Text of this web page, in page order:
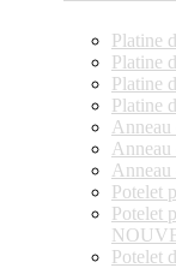
Platine
Platine
Platine
Platine
Anneau
Anneau
Anneau
Potelet
Potelet
Potelet